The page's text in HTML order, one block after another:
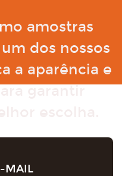
amostras
dos nossos
a aparência e
MAIL